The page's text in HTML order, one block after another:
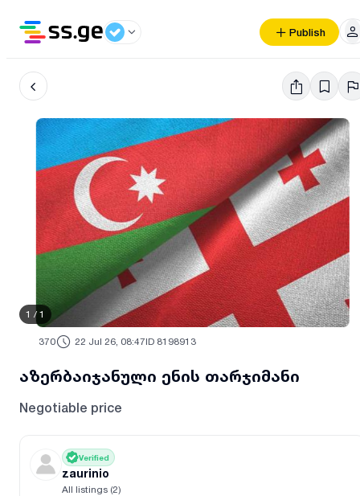
Publish
1 / 1
370 22 Jul 26, 08:47ID 8198913
აზერბაიჯანული ენის თარჯიმანი
Negotiable price
Verified
zaurinio
All listings (2)